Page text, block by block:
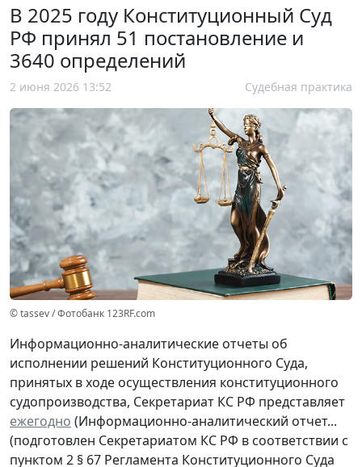
В 2025 году Конституционный Суд
РФ принял 51 постановление и
3640 определений
2 июня 2026 13:52 Судебная практика
© tassev / Фотобанк 123RF.com
Информационно-аналитические отчеты об
исполнении решений Конституционного Суда,
принятых в ходе осуществления конституционного
судопроизводства, Секретариат КС РФ представляет
ежегодно (Информационно-аналитический отчет...
(подготовлен Секретариатом КС РФ в соответствии с
пунктом 2 § 67 Регламента Конституционного Суда